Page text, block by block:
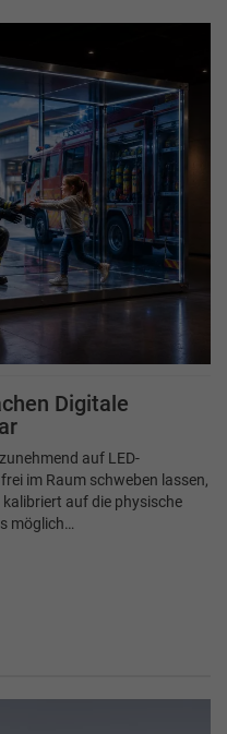
Digitale
auf LED-
im Raum schweben lassen,
auf die physische
möglich…